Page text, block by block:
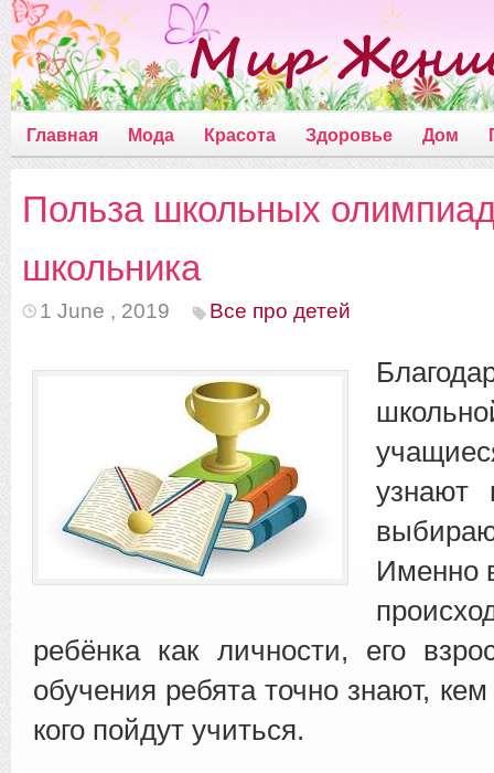
Главная Мода Красота Здоровье Дом
Польза школьных
школьника
1 June , 2019 Все про детей
узнают
Именно
ребёнка как личности, его
обучения ребята точно знают, кем
кого пойдут учиться.